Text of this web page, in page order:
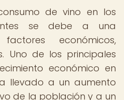
de vino en los
se debe a una
económicos,
Uno de los principales
económico en
llevado a un aumento
de la población y a un